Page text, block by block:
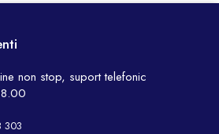
non stop, suport telefonic
303